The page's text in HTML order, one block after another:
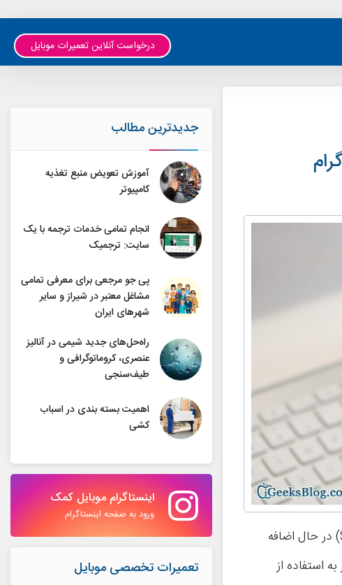
درخواست آنلاین تعمیرات موبایل
ظاهرا روز به روز قابلیت‌های بیشتری از اپلیکیشن اسنپ چت (Snapchat) در حال اضافه
استفاده از
جدیدترین مطالب
آموزش تعویض منبع تغذیه
کامپیوتر
انجام تمامی خدمات ترجمه با یک
سایت: ترجمیک
پی جو مرجعی برای معرفی تمامی
مشاغل معتبر در شیراز و سایر
شهرهای ایران
راه‌حل‌های جدید شیمی در آنالیز
عنصری، کروماتوگرافی و
طیف‌سنجی
اهمیت بسته بندی در اسباب
کشی
اینستاگرام موبایل کمک
ورود به صفحه اینستاگرام
تعمیرات تخصصی موبایل